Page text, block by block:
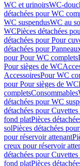
WC et urinoirsWC-
détachées pour WC
WC suspendusWC au
WCPièces détachées
détachées pour Pour
détachées pour
pour Pour WC complets
Pour sièges de WC
AccessoiresPour WC
pour Pour sièges de WC
completsConsommables
détachées pour WC
détachées pour
fond platPièces
solPièces détachées
pour réservoir attenant
creux pour réservoir
détachées pour
fond platPièces